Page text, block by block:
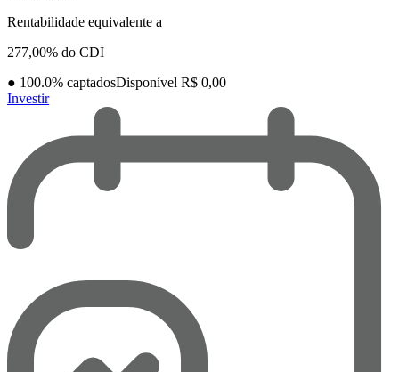
Rentabilidade equivalente a
277,00% do CDI
● 100.0% captadosDisponível R$ 0,00
Investir